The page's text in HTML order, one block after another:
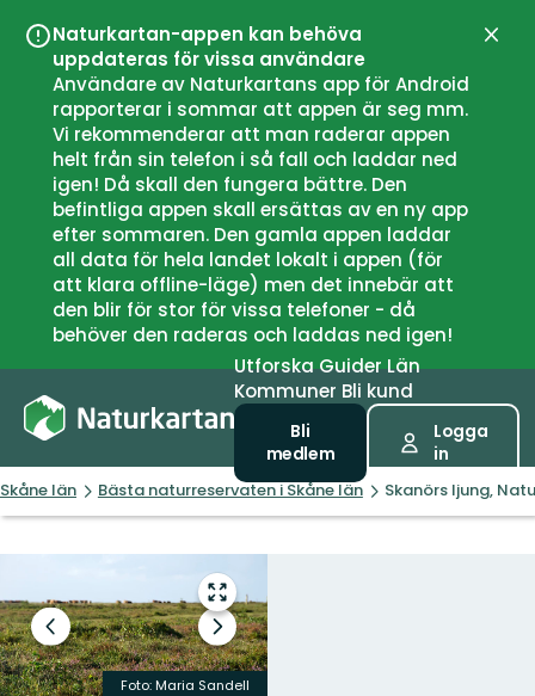
Naturkartan-appen kan behöva
uppdateras för vissa användare
Användare av Naturkartans app för Android
rapporterar i sommar att appen är seg mm.
Vi rekommenderar att man raderar appen
helt från sin telefon i så fall och laddar ned
igen! Då skall den fungera bättre. Den
befintliga appen skall ersättas av en ny app
efter sommaren. Den gamla appen laddar
all data för hela landet lokalt i appen (för
att klara offline-läge) men det innebär att
den blir för stor för vissa telefoner - då
behöver den raderas och laddas ned igen!
UtforskaGuiderLän
Kommuner Bli kund
Bli
medlem
Logga
in
Skåne län Bästa naturreservaten i Skåne län Skanörs ljung,
Gå
till
helskärmsläge
Föregående
bild
Nästa
bildspel
Foto: Maria Sandell